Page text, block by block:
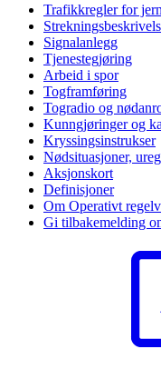
Trafikkregler for
Signalanlegg
Tjenestegjøring
Arbeid i spor
Togframføring
Togradio og
Kunngjøringer og
Kryssingsinstrukser
Nødsituasjoner,
Aksjonskort
Definisjoner
Om Operativt
Gi tilbakemelding